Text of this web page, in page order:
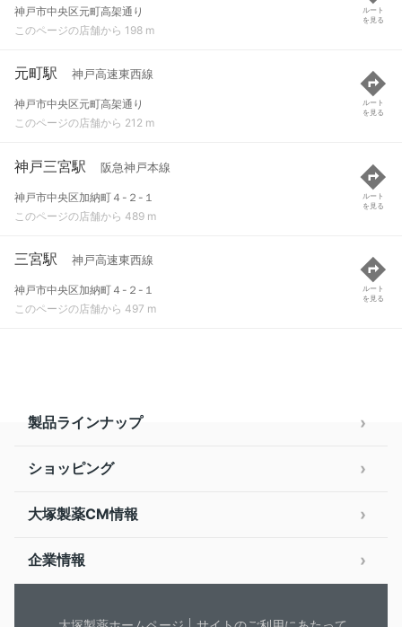
神戸市中央区元町高架通り
このページの店舗から 198 m
ルート
を見る
元町駅 神戸高速東西線
神戸市中央区元町高架通り
このページの店舗から 212 m
ルート
を見る
神戸三宮駅 阪急神戸本線
神戸市中央区加納町４-２-１
このページの店舗から 489 m
ルート
を見る
三宮駅 神戸高速東西線
神戸市中央区加納町４-２-１
このページの店舗から 497 m
ルート
を見る
製品ラインナップ
ショッピング
大塚製薬CM情報
企業情報